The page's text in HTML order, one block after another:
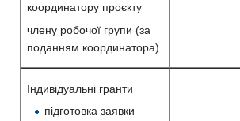
координатору проєкту
члену робочої групи (за
поданням координатора)
Індивідуальні гранти
підготовка заявки